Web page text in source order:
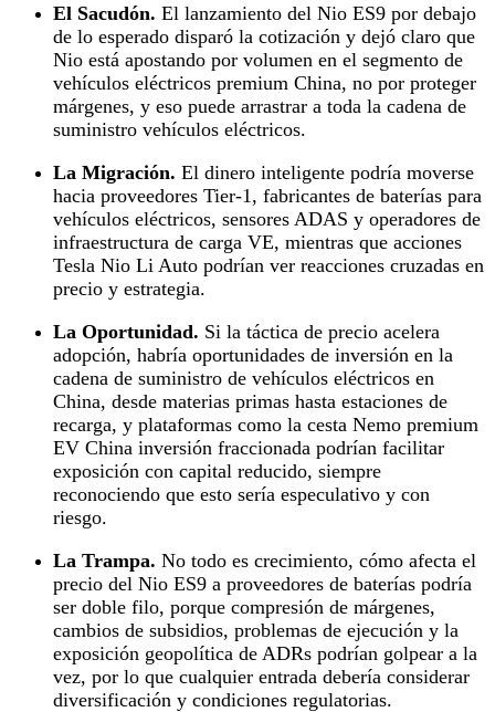
El Sacudón. El lanzamiento del Nio ES9 por debajo
de lo esperado disparó la cotización y dejó claro que
Nio está apostando por volumen en el segmento de
vehículos eléctricos premium China, no por proteger
márgenes, y eso puede arrastrar a toda la cadena de
suministro vehículos eléctricos.
La Migración. El dinero inteligente podría moverse
hacia proveedores Tier‑1, fabricantes de baterías para
vehículos eléctricos, sensores ADAS y operadores de
infraestructura de carga VE, mientras que acciones
Tesla Nio Li Auto podrían ver reacciones cruzadas en
precio y estrategia.
La Oportunidad. Si la táctica de precio acelera
adopción, habría oportunidades de inversión en la
cadena de suministro de vehículos eléctricos en
China, desde materias primas hasta estaciones de
recarga, y plataformas como la cesta Nemo premium
EV China inversión fraccionada podrían facilitar
exposición con capital reducido, siempre
reconociendo que esto sería especulativo y con
riesgo.
La Trampa. No todo es crecimiento, cómo afecta el
precio del Nio ES9 a proveedores de baterías podría
ser doble filo, porque compresión de márgenes,
cambios de subsidios, problemas de ejecución y la
exposición geopolítica de ADRs podrían golpear a la
vez, por lo que cualquier entrada debería considerar
diversificación y condiciones regulatorias.